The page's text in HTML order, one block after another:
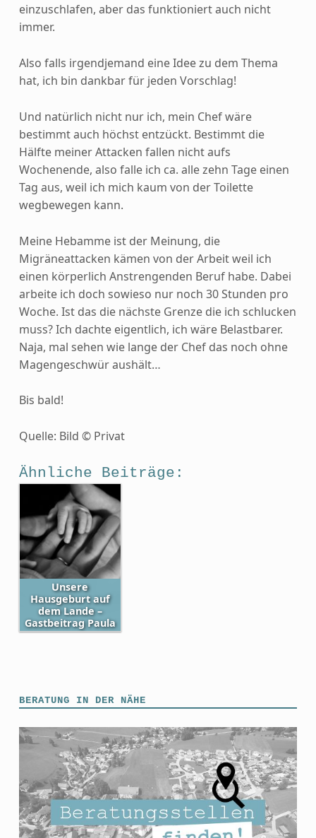
einzuschlafen, aber das funktioniert auch nicht
immer.
Also falls irgendjemand eine Idee zu dem Thema
hat, ich bin dankbar für jeden Vorschlag!
Und natürlich nicht nur ich, mein Chef wäre
bestimmt auch höchst entzückt. Bestimmt die
Hälfte meiner Attacken fallen nicht aufs
Wochenende, also falle ich ca. alle zehn Tage einen
Tag aus, weil ich mich kaum von der Toilette
wegbewegen kann.
Meine Hebamme ist der Meinung, die
Migräneattacken kämen von der Arbeit weil ich
einen körperlich Anstrengenden Beruf habe. Dabei
arbeite ich doch sowieso nur noch 30 Stunden pro
Woche. Ist das die nächste Grenze die ich schlucken
muss? Ich dachte eigentlich, ich wäre Belastbarer.
Naja, mal sehen wie lange der Chef das noch ohne
Magengeschwür aushält…
Bis bald!
Quelle: Bild © Privat
Ähnliche Beiträge:
Unsere
Hausgeburt auf
dem Lande –
Gastbeitrag Paula
BERATUNG IN DER NÄHE